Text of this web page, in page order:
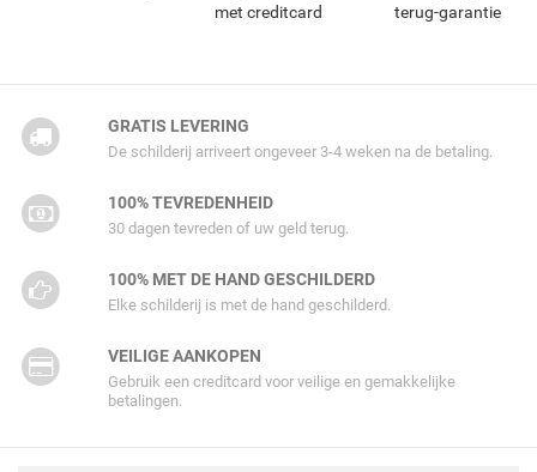
met creditcard
terug-garantie
GRATIS LEVERING
De schilderij arriveert ongeveer 3-4 weken na de betaling.
100% TEVREDENHEID
30 dagen tevreden of uw geld terug.
100% MET DE HAND GESCHILDERD
Elke schilderij is met de hand geschilderd.
VEILIGE AANKOPEN
Gebruik een creditcard voor veilige en gemakkelijke
betalingen.